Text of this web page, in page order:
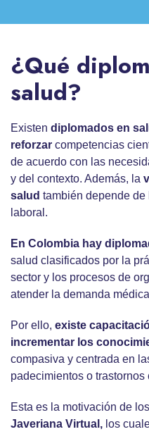
¿Qué
salud?
Existen diplomados en
reforzar competencias
de acuerdo con las
y del contexto. Además, la
salud también depende
laboral.
En Colombia hay
salud clasificados por la
sector y los procesos de
atender la demanda
Por ello, existe
incrementar los
compasiva y centrada en
padecimientos o trastornos
Esta es la motivación de los
Javeriana Virtual, los